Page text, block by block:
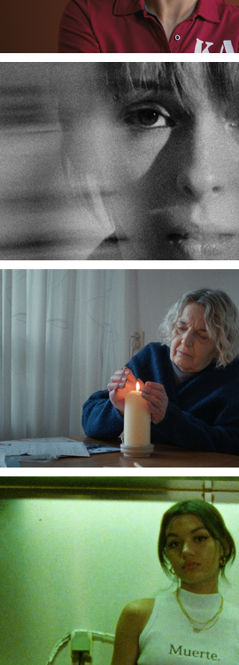
FUGUE
ARMOEDEFONDS
MUERTE INC.